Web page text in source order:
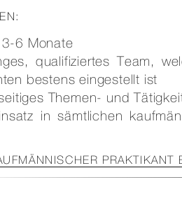
6 Monate
qualifiziertes Team,
bestens eingestellt ist
Themen- und
in sämtlichen
PRAKTIKANT